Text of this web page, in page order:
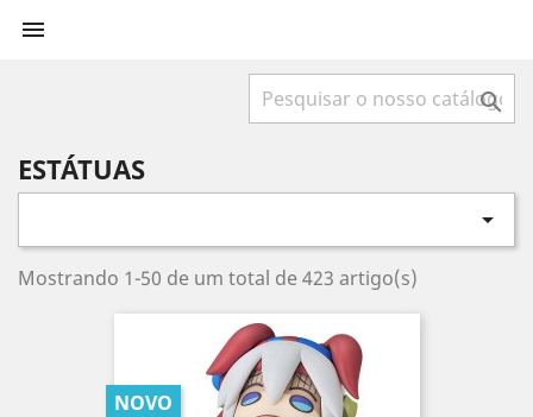


ESTÁTUAS

Mostrando 1-50 de um total de 423 artigo(s)
NOVO